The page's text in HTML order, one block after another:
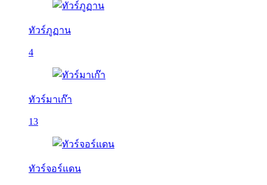
ทัวร์ภูฏาน
4
ทัวร์มาเก๊า
13
ทัวร์จอร์แดน